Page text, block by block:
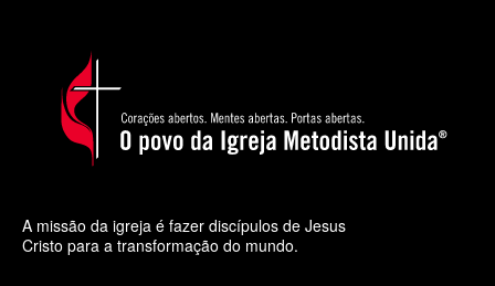
A missão da igreja é fazer discípulos de Jesus
Cristo para a transformação do mundo.